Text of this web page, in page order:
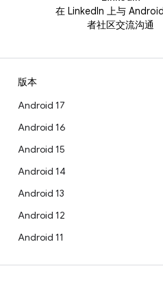
在 LinkedIn 上与
者社区交流沟通
版本
Android 17
Android 16
Android 15
Android 14
Android 13
Android 12
Android 11